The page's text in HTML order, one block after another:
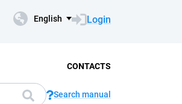
English Login
CONTACTS
Search manual